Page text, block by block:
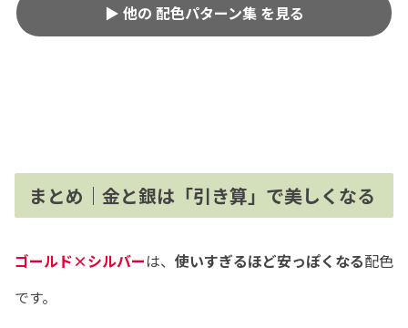
▶ 他の 配色パターン集 を見る
まとめ｜金と銀は「引き算」で美しくなる
ゴールド×シルバーは、 使いすぎるほど安っぽくなる配色
です。